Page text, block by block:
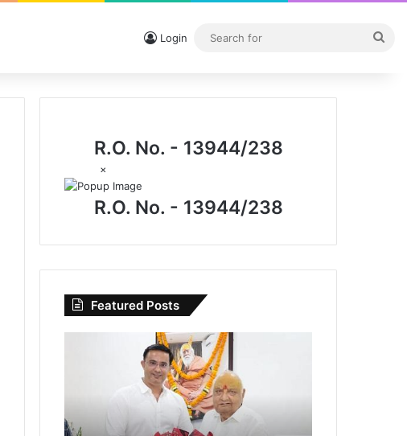
Login
R.O. No. - 13944/238
×
R.O. No. - 13944/238
Featured Posts
खास